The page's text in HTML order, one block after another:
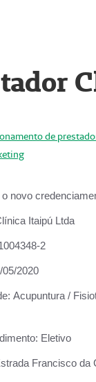
de
o novo
Itaipú Ltda
2
05/2020
Acupuntura /
Eletivo
Francisco da